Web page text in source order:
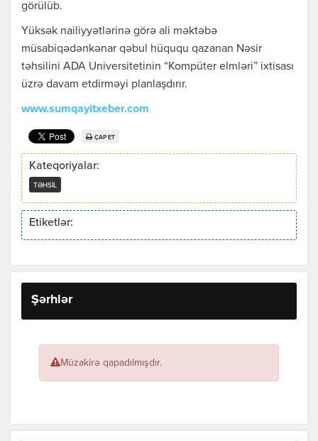
görülüb.
Yüksək nailiyyətlərinə görə ali məktəbə
müsabiqədənkənar qəbul hüququ qazanan Nəsir
təhsilini ADA Universitetinin “Kompüter elmləri” ixtisası
üzrə davam etdirməyi planlaşdırır.
www.sumqayitxeber.com
ÇAP ET
Kateqoriyalar:
TƏHSIL
Etiketlər:
Şərhlər
Müzakirə qapadılmışdır.